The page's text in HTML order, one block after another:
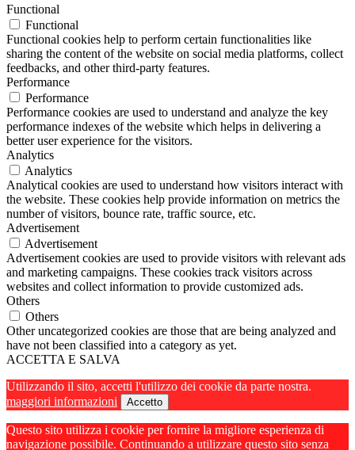
Functional
Functional
Functional cookies help to perform certain functionalities like
sharing the content of the website on social media platforms, collect
feedbacks, and other third-party features.
Performance
Performance
Performance cookies are used to understand and analyze the key
performance indexes of the website which helps in delivering a
better user experience for the visitors.
Analytics
Analytics
Analytical cookies are used to understand how visitors interact with
the website. These cookies help provide information on metrics the
number of visitors, bounce rate, traffic source, etc.
Advertisement
Advertisement
Advertisement cookies are used to provide visitors with relevant ads
and marketing campaigns. These cookies track visitors across
websites and collect information to provide customized ads.
Others
Others
Other uncategorized cookies are those that are being analyzed and
have not been classified into a category as yet.
ACCETTA E SALVA
Utilizzando il sito, accetti l'utilizzo dei cookie da parte nostra.
maggiori informazioni
Accetto
Questo sito utilizza i cookie per fornire la migliore esperienza di
navigazione possibile. Continuando a utilizzare questo sito senza